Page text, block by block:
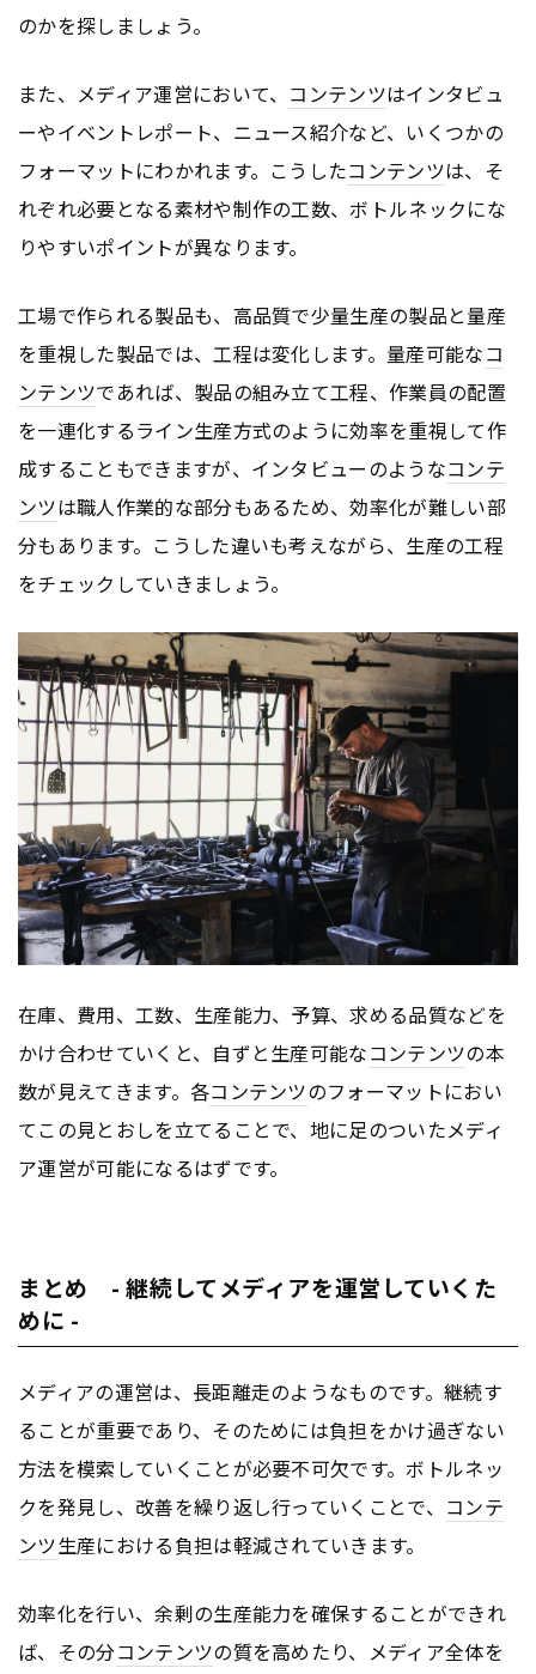
のかを探しましょう。
また、メディア運営において、 コンテンツはインタビュ
ーやイベントレポート、ニュース紹介など、いくつかの
フォーマットにわかれます。こうしたコンテンツは、そ
れぞれ必要となる素材や制作の工数、ボトルネックにな
りやすいポイントが異なります。
工場で作られる製品も、高品質で少量生産の製品と量産
を重視した製品では、工程は変化します。量産可能なコ
ンテンツであれば、製品の組み立て工程、作業員の配置
を一連化するライン生産方式のように効率を重視して作
成することもできますが、インタビューのようなコンテ
ンツは職人作業的な部分もあるため、効率化が難しい部
分もあります。こうした違いも考えながら、生産の工程
をチェックしていきましょう。
在庫、費用、工数、生産能力、予算、求める品質などを
かけ合わせていくと、自ずと生産可能なコンテンツの本
数が見えてきます。各コンテンツのフォーマットにおい
てこの見とおしを立てることで、地に足のついたメディ
ア運営が可能になるはずです。
まとめ - 継続してメディアを運営していくた
めに -
メディアの運営は、長距離走のようなものです。継続す
ることが重要であり、そのためには負担をかけ過ぎない
方法を模索していくことが必要不可欠です。ボトルネッ
クを発見し、改善を繰り返し行っていくことで、 コンテ
ンツ生産における負担は軽減されていきます。
効率化を行い、余剰の生産能力を確保することができれ
ば、その分コンテンツの質を高めたり、メディア全体を